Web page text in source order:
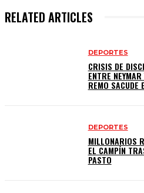
RELATED ARTICLES
DEPORTES
CRISIS DE
ENTRE
REMO SACUDE
DEPORTES
MILLONARIOS
EL CAMPÍN
PASTO